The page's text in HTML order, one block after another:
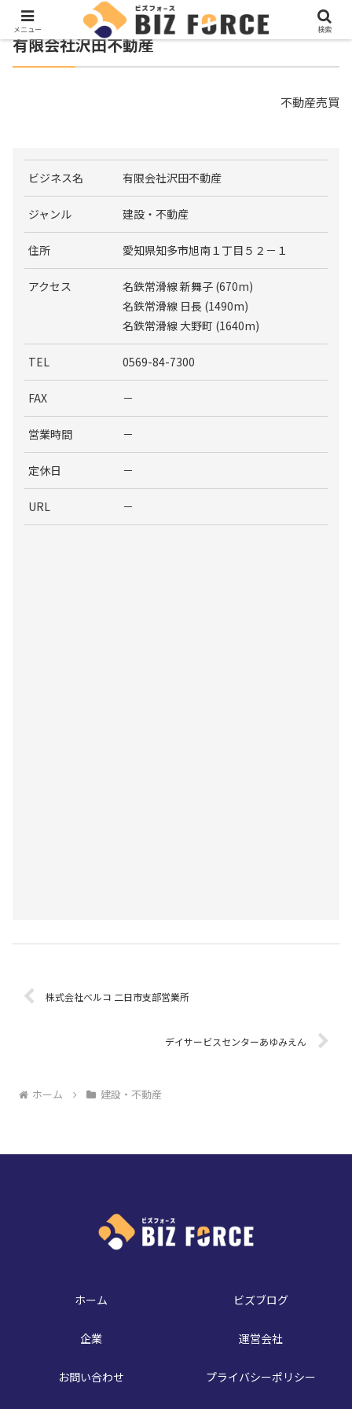
有限会社沢田不動産
不動産売買
ビジネス名 有限会社沢田不動産
ジャンル 建設・不動産
住所 愛知県知多市旭南１丁目５２－１
アクセス
名鉄常滑線 新舞子 (670m)
名鉄常滑線 日長 (1490m)
名鉄常滑線 大野町 (1640m)
TEL 0569-84-7300
FAX －
営業時間 －
定休日 －
URL －
株式会社ベルコ 二日市支部営業所
デイサービスセンターあゆみえん
ホーム 建設・不動産
ホーム ビズブログ
企業 運営会社
お問い合わせ プライバシーポリシー
メニュー 検索